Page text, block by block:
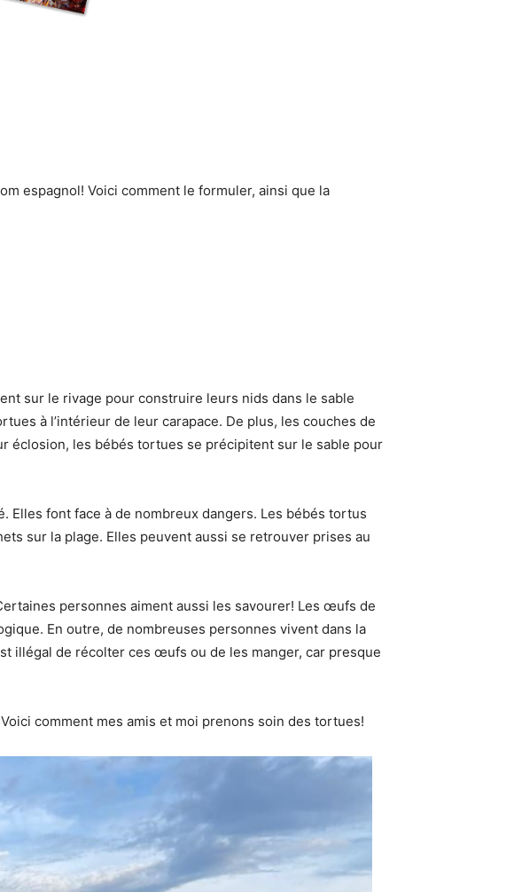
espagnol! Voici comment le formuler, ainsi que la
sur le rivage pour construire leurs nids dans le sable
à l’intérieur de leur carapace. De plus, les couches de
éclosion, les bébés tortues se précipitent sur le sable pour
font face à de nombreux dangers. Les bébés tortus
sur la plage. Elles peuvent aussi se retrouver prises au
personnes aiment aussi les savourer! Les œufs de
En outre, de nombreuses personnes vivent dans la
illégal de récolter ces œufs ou de les manger, car presque
comment mes amis et moi prenons soin des tortues!